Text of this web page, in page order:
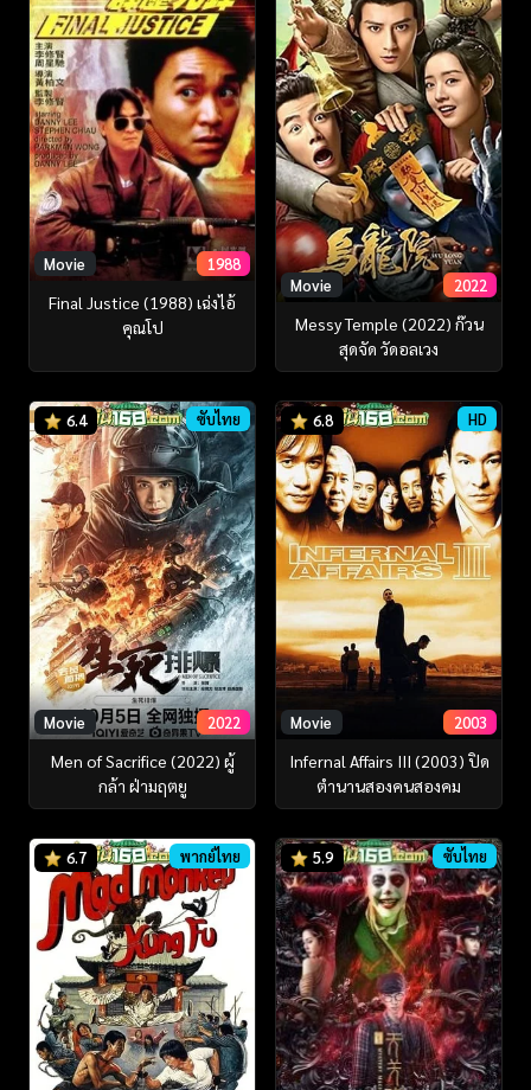
Movie 1988
Final Justice (1988) เฉ่งไอ้
คุณโป
Movie 2022
Messy Temple (2022) ก๊วน
สุดจัด วัดอลเวง
6.4 ซับไทย
Movie 2022
Men of Sacrifice (2022) ผู้
กล้า ฝ่ามฤตยู
6.8 HD
Movie 2003
Infernal Affairs III (2003) ปิด
ตำนานสองคนสองคม
6.7 พากย์ไทย 5.9 ซับไทย